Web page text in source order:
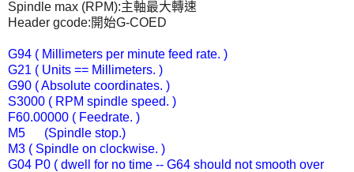
Spindle max (RPM):主軸最大轉速
Header gcode:開始G-COED
G94 ( Millimeters per minute feed rate. )
G21 ( Units == Millimeters. )
G90 ( Absolute coordinates. )
S3000 ( RPM spindle speed. )
F60.00000 ( Feedrate. )
M5 (Spindle stop.)
M3 ( Spindle on clockwise. )
G04 P0 ( dwell for no time -- G64 should not smooth over